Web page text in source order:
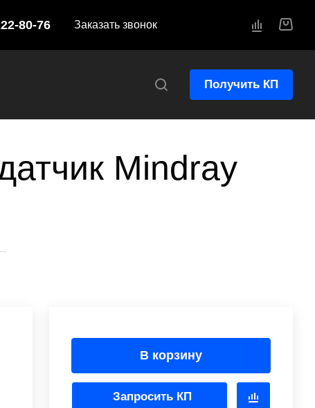
80-76 Заказать звонок
Получить КП
Mindray
В корзину
Запросить КП